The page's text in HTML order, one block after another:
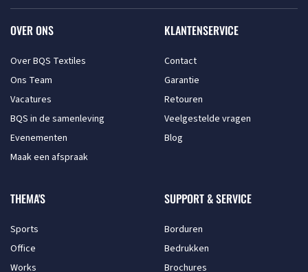
OVER ONS
Over BQS Textiles
Ons Team
Vacatures
BQS in de samenleving
Evenementen
Maak een afspraak
KLANTENSERVICE
Contact
Garantie
Retouren
Veelgestelde vragen
Blog
THEMA'S
Sports
Office
Works
SUPPORT & SERVICE
Borduren
Bedrukken
Brochures